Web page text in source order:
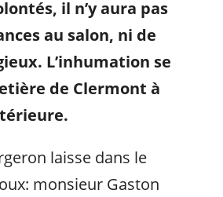
il n’y aura pas
au salon, ni de
L’inhumation se
de Clermont à
laisse dans le
monsieur Gaston